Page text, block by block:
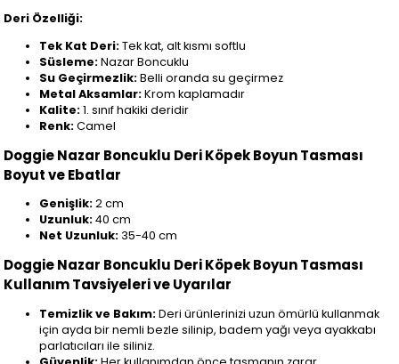
Deri Özelliği:
Tek Kat Deri:Tek kat, alt kısmı softlu
Süsleme:Nazar Boncuklu
Su Geçirmezlik:Belli oranda su geçirmez
Metal Aksamlar:Krom kaplamadır
Kalite:1. sınıf hakiki deridir
Renk:Camel
Doggie Nazar Boncuklu Deri Köpek Boyun Tasması
Boyut ve Ebatlar
Genişlik:2 cm
Uzunluk:40 cm
Net Uzunluk: 35-40 cm
Doggie Nazar Boncuklu Deri Köpek Boyun Tasması
Kullanım Tavsiyeleri ve Uyarılar
Temizlik ve Bakım:Deri ürünlerinizi uzun ömürlü kullanmak
için ayda bir nemli bezle silinip, badem yağı veya ayakkabı
parlatıcıları ile siliniz.